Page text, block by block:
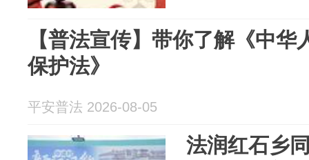
【普法宣传】带你了解《中
保护法》
平安普法 2026-08-05
法润红石乡